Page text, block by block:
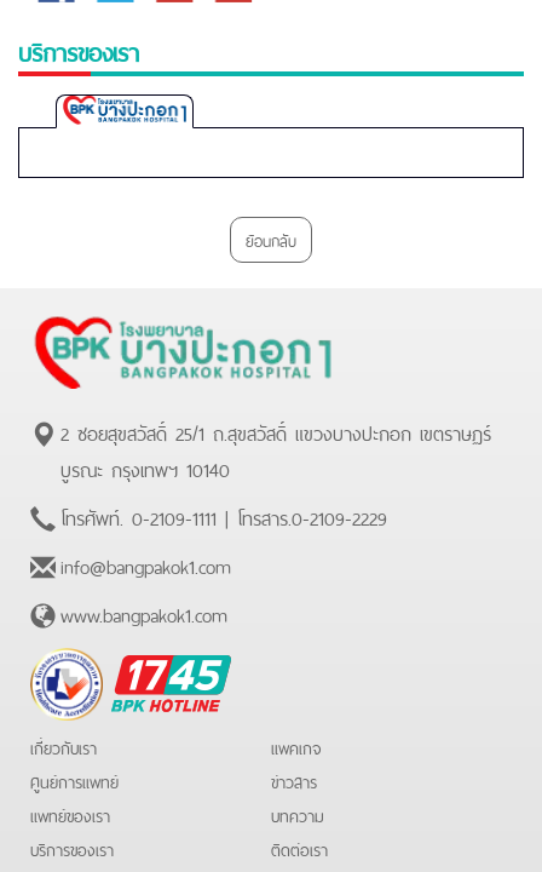
บริการของเรา
Bangpakok
Hospital
ย้อนกลับ
2 ซอยสุขสวัสดิ์ 25/1 ถ.สุขสวัสดิ์ แขวงบางปะกอก เขตราษฏร์
บูรณะ กรุงเทพฯ 10140
โทรศัพท์. 0-2109-1111 | โทรสาร.0-2109-2229
info@bangpakok1.com
www.bangpakok1.com
BPK
Hotline
เกี่ยวกับเรา
ศูนย์การแพทย์
แพทย์ของเรา
บริการของเรา
แพคเกจ
ข่าวสาร
บทความ
ติดต่อเรา